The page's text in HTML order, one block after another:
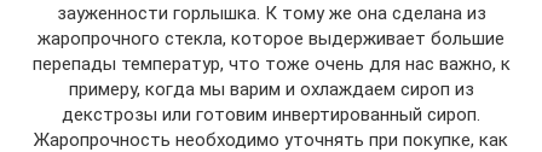
зауженности горлышка. К тому же она сделана из
жаропрочного стекла, которое выдерживает большие
перепады температур, что тоже очень для нас важно, к
примеру, когда мы варим и охлаждаем сироп из
декстрозы или готовим инвертированный сироп.
Жаропрочность необходимо уточнять при покупке, как